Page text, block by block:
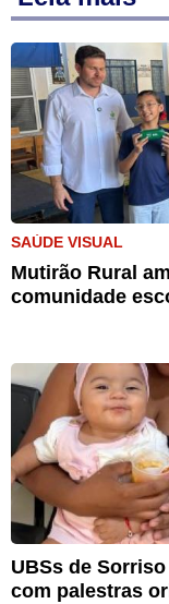
SAÚDE VISUAL
Mutirão Rural
comunidade
UBSs de
com palestras